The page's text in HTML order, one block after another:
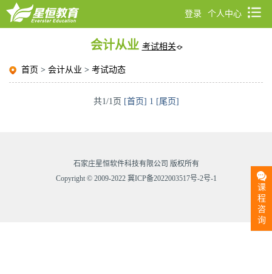
个人中心
登录
会计从业 考试相关
首页 > 会计从业 > 考试动态
共1/1页 [首页] 1 [尾页]
石家庄星恒软件科技有限公司 版权所有
Copyright © 2009-2022 冀ICP备2022003517号-2号-1
课
程
咨
询